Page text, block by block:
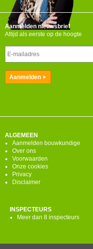
Aanmelden nieuwsbrief
Altijd als eerste op de hoogte
ALGEMEEN
Aanmelden bouwkundige
Over ons
Voorwaarden
Onze cookies
Privacy
Disclaimer
INSPECTEURS
Meer dan 8 inspecteurs